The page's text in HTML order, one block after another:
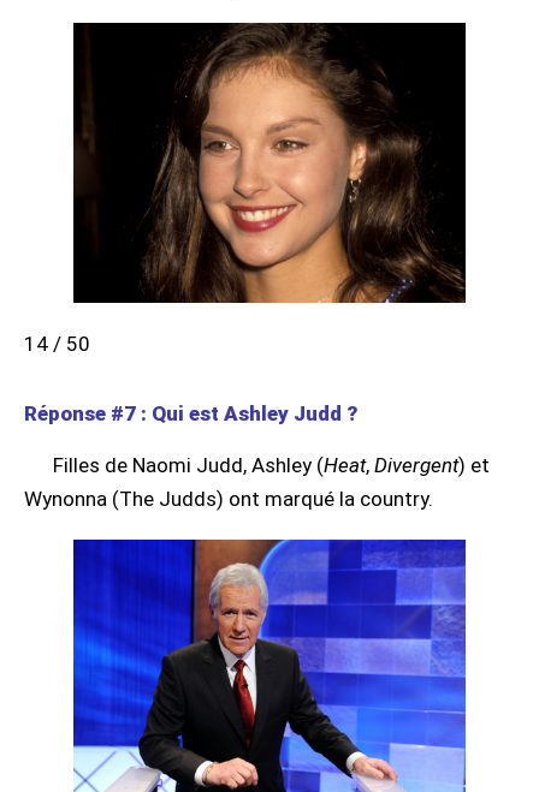
14 / 50
Réponse #7 : Qui est Ashley Judd ?
Filles de Naomi Judd, Ashley (Heat, Divergent) et
Wynonna (The Judds) ont marqué la country.